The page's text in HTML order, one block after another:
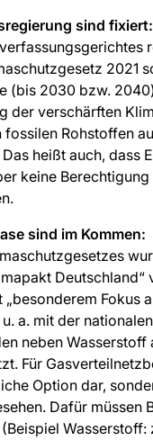
sind fixiert:
2021
(bis 2030 bzw.
der verschärften
Rohstoffen
heißt auch,
keine
sind im Kommen:
a. mit der
neben
Für
Option dar,
Dafür